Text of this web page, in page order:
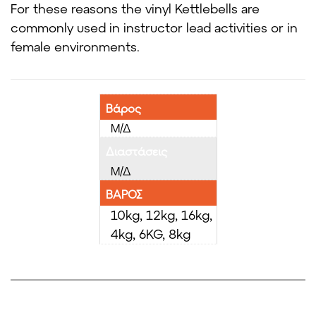
For these reasons the vinyl Kettlebells are
commonly used in instructor lead activities or in
female environments.
Βάρος
Μ/Δ
Μ/Δ
ΒΑΡΟΣ
10kg, 12kg, 16kg,
4kg, 6KG, 8kg